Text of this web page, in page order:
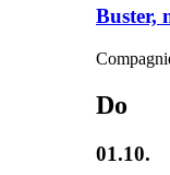
Buster,
Do
01.10.